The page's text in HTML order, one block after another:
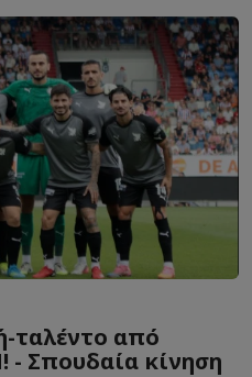
ταλέντο από
- Σπουδαία κίνηση